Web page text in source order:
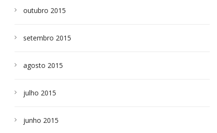
outubro 2015
setembro 2015
agosto 2015
julho 2015
junho 2015